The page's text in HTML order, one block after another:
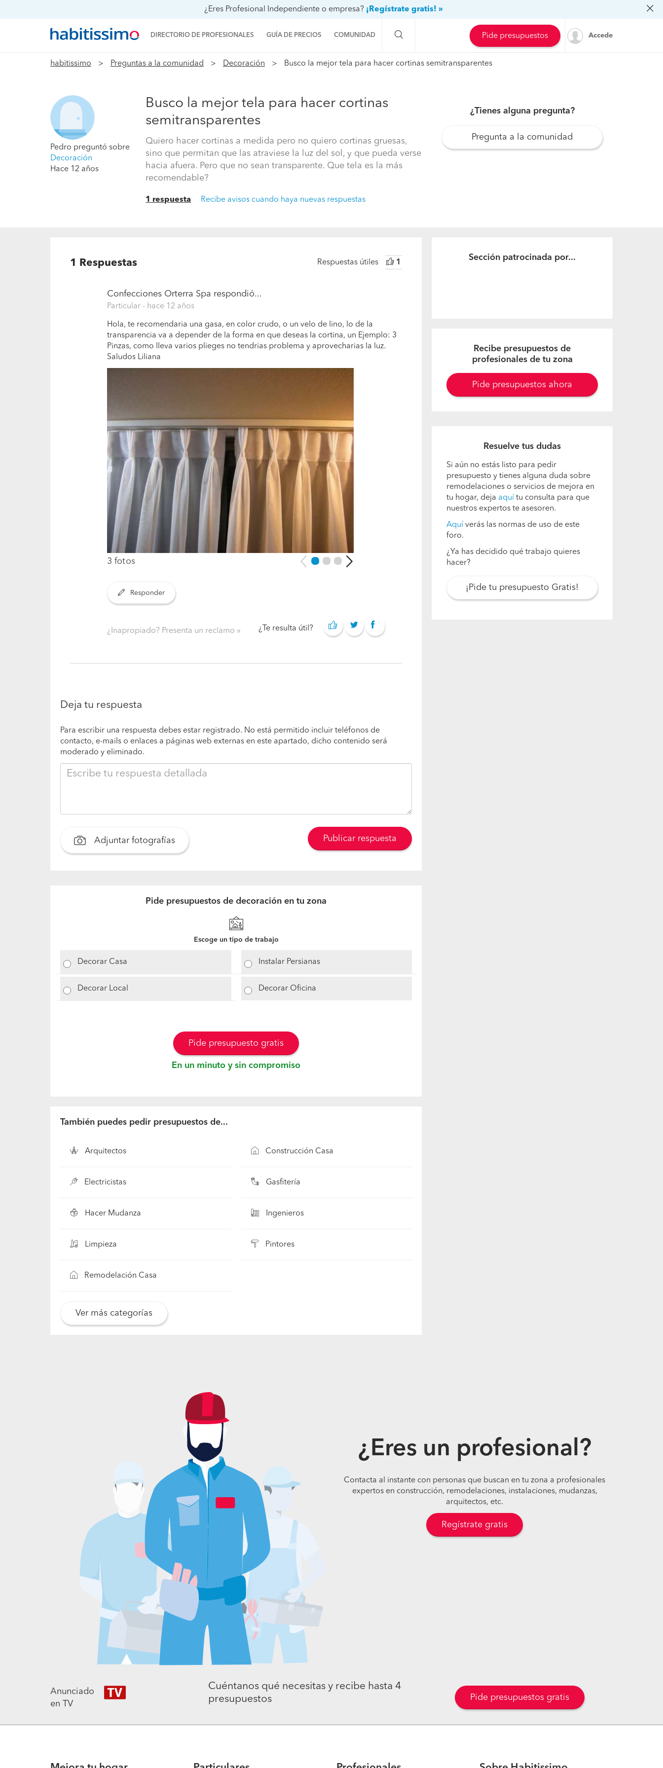
¿Eres Profesional Independiente o empresa? ¡Regístrate gratis! »
DIRECTORIO DE PROFESIONALES GUÍA DE PRECIOS COMUNIDAD
Preguntas a la comunidad
Procenter
Pide presupuestos Accede
habitissimo Preguntas a la comunidad Decoración Busco la mejor tela para hacer cortinas semitransparentes
Pedro preguntó sobre
Decoración
Hace 12 años
Busco la mejor tela para hacer cortinas
semitransparentes
Quiero hacer cortinas a medida pero no quiero cortinas gruesas,
sino que permitan que las atraviese la luz del sol, y que pueda verse
hacia afuera. Pero que no sean transparente. Que tela es la más
recomendable?
1 respuesta Recibe avisos cuando haya nuevas respuestas
¿Tienes alguna pregunta?
Pregunta a la comunidad
1 Respuestas Respuestas útiles 1
Confecciones Orterra Spa respondió...
Particular - hace 12 años
Hola, te recomendaria una gasa, en color crudo, o un velo de lino, lo de la
transparencia va a depender de la forma en que deseas la cortina, un Ejemplo: 3
Pinzas, como lleva varios plieges no tendrias problema y aprovecharias la luz.
Saludos Liliana
3 fotos
Responder
¿Inapropiado? Presenta un reclamo ¿Te resulta útil?
Deja tu respuesta
Para escribir una respuesta debes estar registrado. No está permitido incluir teléfonos de
contacto, e-mails o enlaces a páginas web externas en este apartado, dicho contenido será
moderado y eliminado.
Adjuntar fotografías Publicar respuesta
Pide presupuestos de decoración en tu zona
Escoge un tipo de trabajo
Decorar Casa Instalar Persianas
Decorar Local Decorar Oficina
Pide presupuesto gratis
En un minuto y sin compromiso
También puedes pedir presupuestos de...
Arquitectos Construcción Casa
Electricistas Gasfitería
Hacer Mudanza Ingenieros
Limpieza Pintores
Remodelación Casa
Ver más categorías
Sección patrocinada por...
Recibe presupuestos de
profesionales de tu zona
Pide presupuestos ahora
Resuelve tus dudas
Si aún no estás listo para pedir
presupuesto y tienes alguna duda sobre
remodelaciones o servicios de mejora en
tu hogar, deja aquí tu consulta para que
nuestros expertos te asesoren.
Aquí verás las normas de uso de este
foro.
¿Ya has decidido qué trabajo quieres
hacer?
¡Pide tu presupuesto Gratis!
¿Eres un profesional?
Contacta al instante con personas que buscan en tu zona a profesionales
expertos en construcción, remodelaciones, instalaciones, mudanzas,
arquitectos, etc.
Regístrate gratis
Anunciado
en TV
Cuéntanos qué necesitas y recibe hasta 4
presupuestos
Pide presupuestos gratis